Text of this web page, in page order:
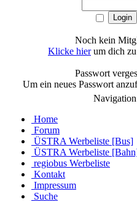
Noch kein
Klicke hierum dich zu
Passwort
Um ein neues Passwort
Navigation
Home
Forum
ÜSTRA Werbeliste [Bus]
ÜSTRA Werbeliste
regiobus Werbeliste
Kontakt
Impressum
Suche